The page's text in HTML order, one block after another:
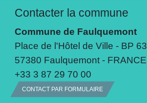
Contacter la commune
Commune de Faulquemont
Place de l'Hôtel de Ville - BP 63
57380 Faulquemont - FRANCE
+33 3 87 29 70 00
CONTACT PAR FORMULAIRE